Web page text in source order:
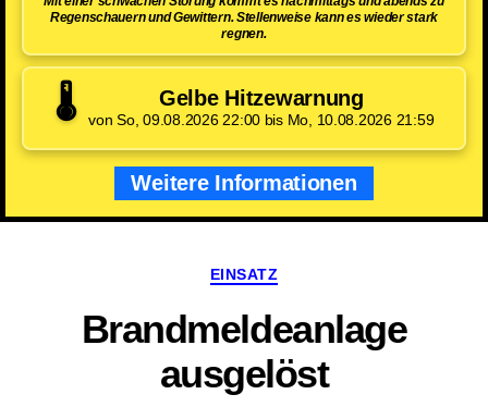
Regenschauern und Gewittern. Stellenweise kann es wieder stark
regnen.
🌡️ Gelbe Hitzewarnung
von So, 09.08.2026 22:00 bis Mo, 10.08.2026 21:59
Weitere Informationen
Kategorien
EINSATZ
Brandmeldeanlage
ausgelöst